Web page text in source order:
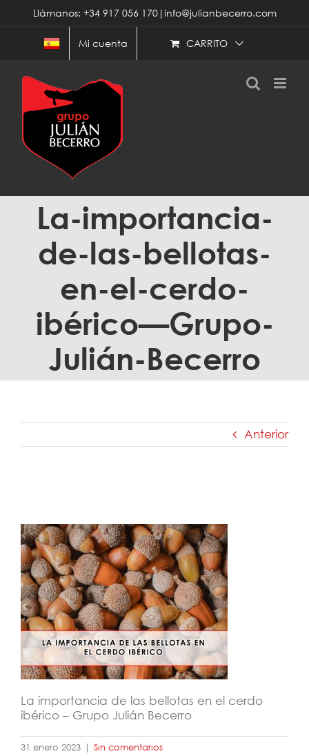
contenido
Llámanos: +34 917 056 170|info@julianbecerro.com
Mi cuenta CARRITO
La-importancia-
de-las-bellotas-
en-el-cerdo-
ibérico—Grupo-
Julián-Becerro
Anterior
La importancia de las bellotas en el cerdo
ibérico – Grupo Julián Becerro
31 enero 2023 | Sin comentarios